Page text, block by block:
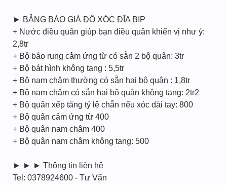
► BẢNG BÁO GIÁ ĐỒ XÓC ĐĨA BỊP
+ Nước điều quân giúp bạn điều quân khiển vị như ý:
2,8tr
+ Bộ báo rung cảm ứng từ có sẵn 2 bộ quân: 3tr
+ Bộ bát hình không tang : 5,5tr
+ Bộ nam châm thường có sẵn hai bộ quân : 1,8tr
+ Bộ nam châm có sẵn hai bộ quân không tang: 2tr2
+ Bộ quân xếp tăng tỷ lệ chẵn nếu xóc dài tay: 800
+ Bộ quân cảm ứng từ 400
+ Bộ quân nam châm 400
+ Bộ quân nam châm không tang: 500
► ► ► Thông tin liên hệ
Tel: 0378924600 - Tư Vấn